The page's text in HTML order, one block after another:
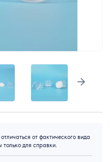
от фактического вида
для справки.